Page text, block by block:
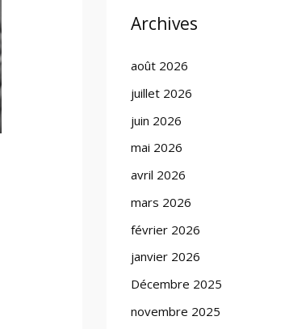
Archives
août 2026
juillet 2026
juin 2026
mai 2026
avril 2026
mars 2026
février 2026
janvier 2026
Décembre 2025
novembre 2025